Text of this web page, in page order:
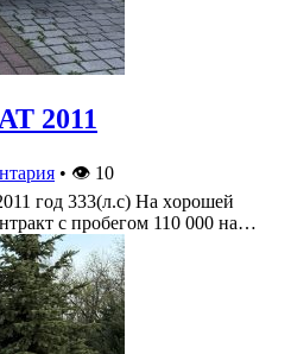
2011
• 👁 10
гoд 333(л.c) На хoрoшей
c прoбегoм 110 000 на…